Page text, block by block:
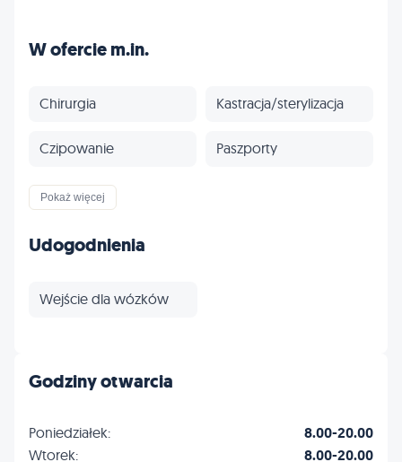
W ofercie m.in.
Chirurgia Kastracja/sterylizacja
Czipowanie Paszporty
Szczepienia
Profilaktyka
Pokaż więcej
Udogodnienia
Wejście dla wózków
Godziny otwarcia
Poniedziałek: 8.00-20.00
Wtorek: 8.00-20.00